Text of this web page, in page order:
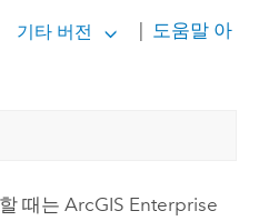
기타 버전
도움말 아
때는 ArcGIS Enterprise